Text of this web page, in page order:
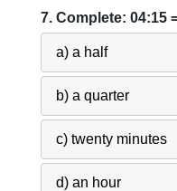
7. Complete: 04:15
a) a half
b) a quarter
c) twenty minutes
d) an hour